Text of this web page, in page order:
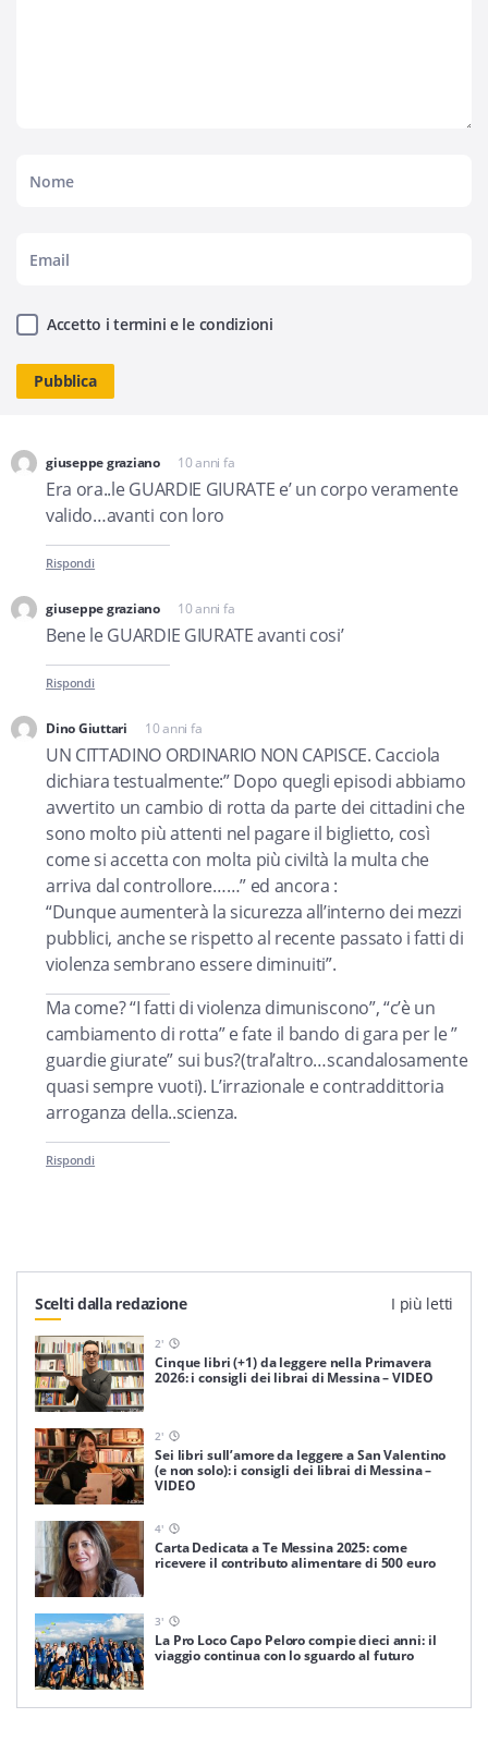
Accetto i termini e le condizioni
giuseppe graziano
dice:
10 anni fa
Era ora..le GUARDIE GIURATE e’ un corpo veramente
valido…avanti con loro
Rispondi
giuseppe graziano
dice:
10 anni fa
Bene le GUARDIE GIURATE avanti cosi’
Rispondi
Dino Giuttari
dice:
10 anni fa
UN CITTADINO ORDINARIO NON CAPISCE. Cacciola
dichiara testualmente:” Dopo quegli episodi abbiamo
avvertito un cambio di rotta da parte dei cittadini che
sono molto più attenti nel pagare il biglietto, così
come si accetta con molta più civiltà la multa che
arriva dal controllore……” ed ancora :
“Dunque aumenterà la sicurezza all’interno dei mezzi
pubblici, anche se rispetto al recente passato i fatti di
violenza sembrano essere diminuiti”.
Ma come? “I fatti di violenza dimuniscono”, “c’è un
cambiamento di rotta” e fate il bando di gara per le ”
guardie giurate” sui bus?(tral’altro…scandalosamente
quasi sempre vuoti). L’irrazionale e contraddittoria
arroganza della..scienza.
Rispondi
Scelti dalla redazione I più letti
2'
Cinque libri (+1) da leggere nella Primavera
2026: i consigli dei librai di Messina – VIDEO
2'
Sei libri sull’amore da leggere a San Valentino
(e non solo): i consigli dei librai di Messina –
VIDEO
4'
Carta Dedicata a Te Messina 2025: come
ricevere il contributo alimentare di 500 euro
3'
La Pro Loco Capo Peloro compie dieci anni: il
viaggio continua con lo sguardo al futuro